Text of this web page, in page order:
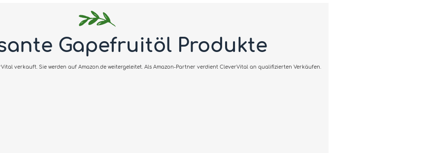
Gapefruitöl Produkte
verkauft. Sie werden auf Amazon.de weitergeleitet. Als Amazon-Partner verdient CleverVital an qualifizierten Verkäufen.